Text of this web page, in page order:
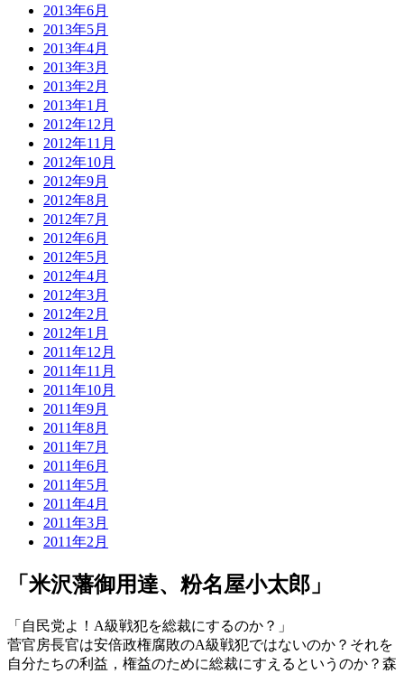
2013年6月
2013年5月
2013年4月
2013年3月
2013年2月
2013年1月
2012年12月
2012年11月
2012年10月
2012年9月
2012年8月
2012年7月
2012年6月
2012年5月
2012年4月
2012年3月
2012年2月
2012年1月
2011年12月
2011年11月
2011年10月
2011年9月
2011年8月
2011年7月
2011年6月
2011年5月
2011年4月
2011年3月
2011年2月
「米沢藩御用達、粉名屋小太郎」
「自民党よ！A級戦犯を総裁にするのか？」
菅官房長官は安倍政権腐敗のA級戦犯ではないのか？それを
自分たちの利益，権益のために総裁にすえるというのか？森